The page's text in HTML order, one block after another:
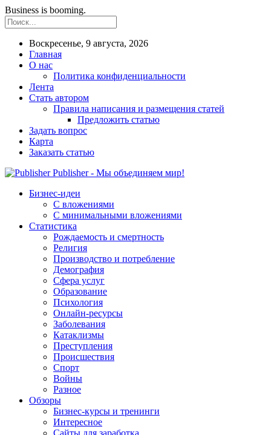
Business is booming.
Воскресенье, 9 августа, 2026
Главная
О нас
Политика конфиденциальности
Лента
Стать автором
Правила написания и размещения статей
Предложить статью
Задать вопрос
Карта
Заказать статью
Publisher - Мы объединяем мир!
Бизнес-идеи
С вложениями
С минимальными вложениями
Статистика
Рождаемость и смертность
Религия
Производство и потребление
Демография
Сфера услуг
Образование
Психология
Онлайн-ресурсы
Заболевания
Катаклизмы
Преступления
Происшествия
Спорт
Войны
Разное
Обзоры
Бизнес-курсы и тренинги
Интересное
Сайты для заработка